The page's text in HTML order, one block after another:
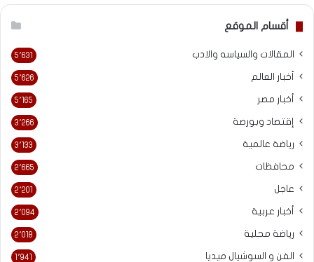
أقسام الموقع
المقالات والسياسه والادب 5٬631
أخبار العالم 5٬626
أخبار مصر 5٬165
إقتصاد وبورصة 3٬266
رياضة عالمية 3٬133
محافظات 2٬665
عاجل 2٬201
أخبار عربية 2٬094
رياضة محلية 2٬018
الفن و السوشيال ميديا 1٬941